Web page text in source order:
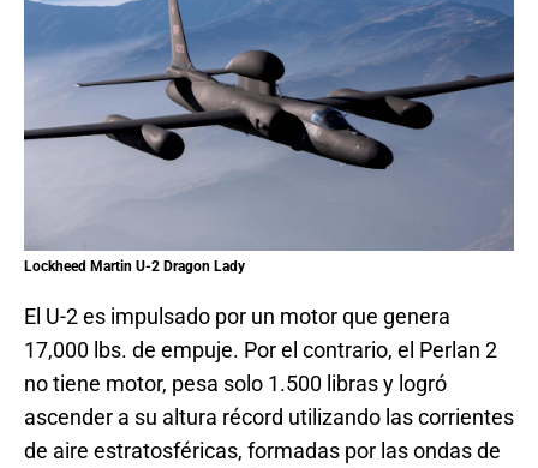
Lockheed Martin U-2 Dragon Lady
El U-2 es impulsado por un motor que genera
17,000 lbs. de empuje. Por el contrario, el Perlan 2
no tiene motor, pesa solo 1.500 libras y logró
ascender a su altura récord utilizando las corrientes
de aire estratosféricas, formadas por las ondas de